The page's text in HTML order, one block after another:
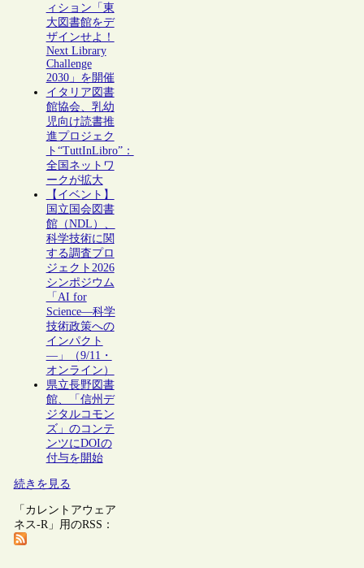
ィション「東
大図書館をデ
ザインせよ！
Next Library
Challenge
2030」を開催
イタリア図書
館協会、乳幼
児向け読書推
進プロジェク
ト“TuttInLibro”：
全国ネットワ
ークが拡大
【イベント】
国立国会図書
館（NDL）、
科学技術に関
する調査プロ
ジェクト2026
シンポジウム
「AI for
Science―科学
技術政策への
インパクト
―」（9/11・
オンライン）
県立長野図書
館、「信州デ
ジタルコモン
ズ」のコンテ
ンツにDOIの
付与を開始
続きを見る
「カレントアウェア
ネス-R」用のRSS：